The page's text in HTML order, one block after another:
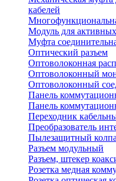
кабелей
Модуль для
Муфта
Оптический разъем
Оптоволоконная
Оптоволоконный
Оптоволоконный
Панель
Панель
Переходник
Преобразователь
Пылезащитный
Разъем модульный
Разъем, штекер
Розетка медная